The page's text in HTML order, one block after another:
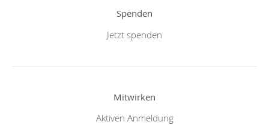
Spenden
Jetzt spenden
Mitwirken
Aktiven Anmeldung